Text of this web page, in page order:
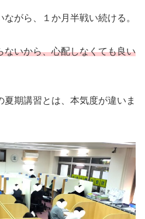
がら、１か月半戦い続ける。
ないから、心配しなくても良い
夏期講習とは、本気度が違いま